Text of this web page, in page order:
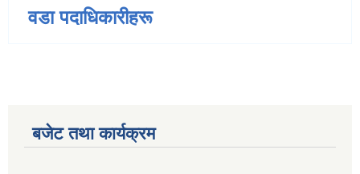
वडा पदाधिकारीहरू
बजेट तथा कार्यक्रम